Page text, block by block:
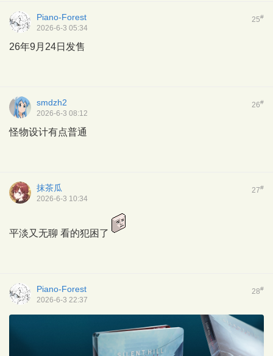
25#
Piano-Forest
2026-6-3 05:34
26年9月24日发售
26#
smdzh2
2026-6-3 08:12
怪物设计有点普通
27#
抹茶瓜
2026-6-3 10:34
平淡又无聊 看的犯困了
28#
Piano-Forest
2026-6-3 22:37